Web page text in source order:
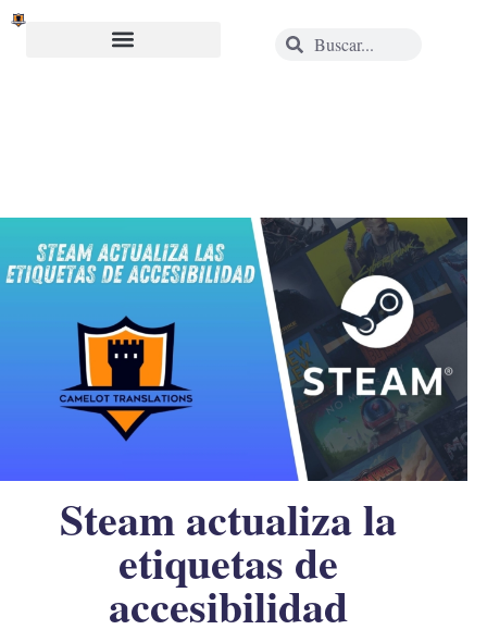
Steam actualiza la
etiquetas de
accesibilidad